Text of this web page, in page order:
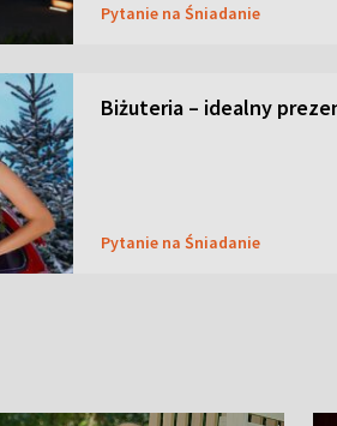
Pytanie na Śniadanie
Biżuteria – idealny
Pytanie na Śniadanie